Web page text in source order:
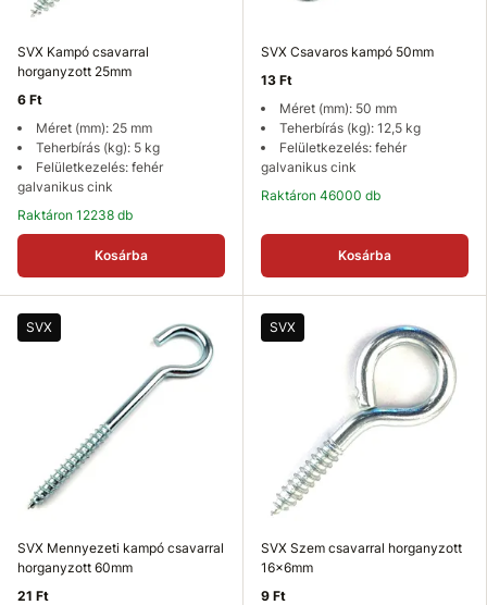
SVX Kampó csavarral
horganyzott 25mm
6 Ft
Méret (mm): 25 mm
Teherbírás (kg): 5 kg
Felületkezelés: fehér
galvanikus cink
Raktáron 12238 db
Kosárba
SVX Csavaros kampó 50mm
13 Ft
Méret (mm): 50 mm
Teherbírás (kg): 12,5 kg
Felületkezelés: fehér
galvanikus cink
Raktáron 46000 db
Kosárba
SVX
SVX Mennyezeti kampó csavarral
horganyzott 60mm
21 Ft
SVX
SVX Szem csavarral horganyzott
16x6mm
9 Ft